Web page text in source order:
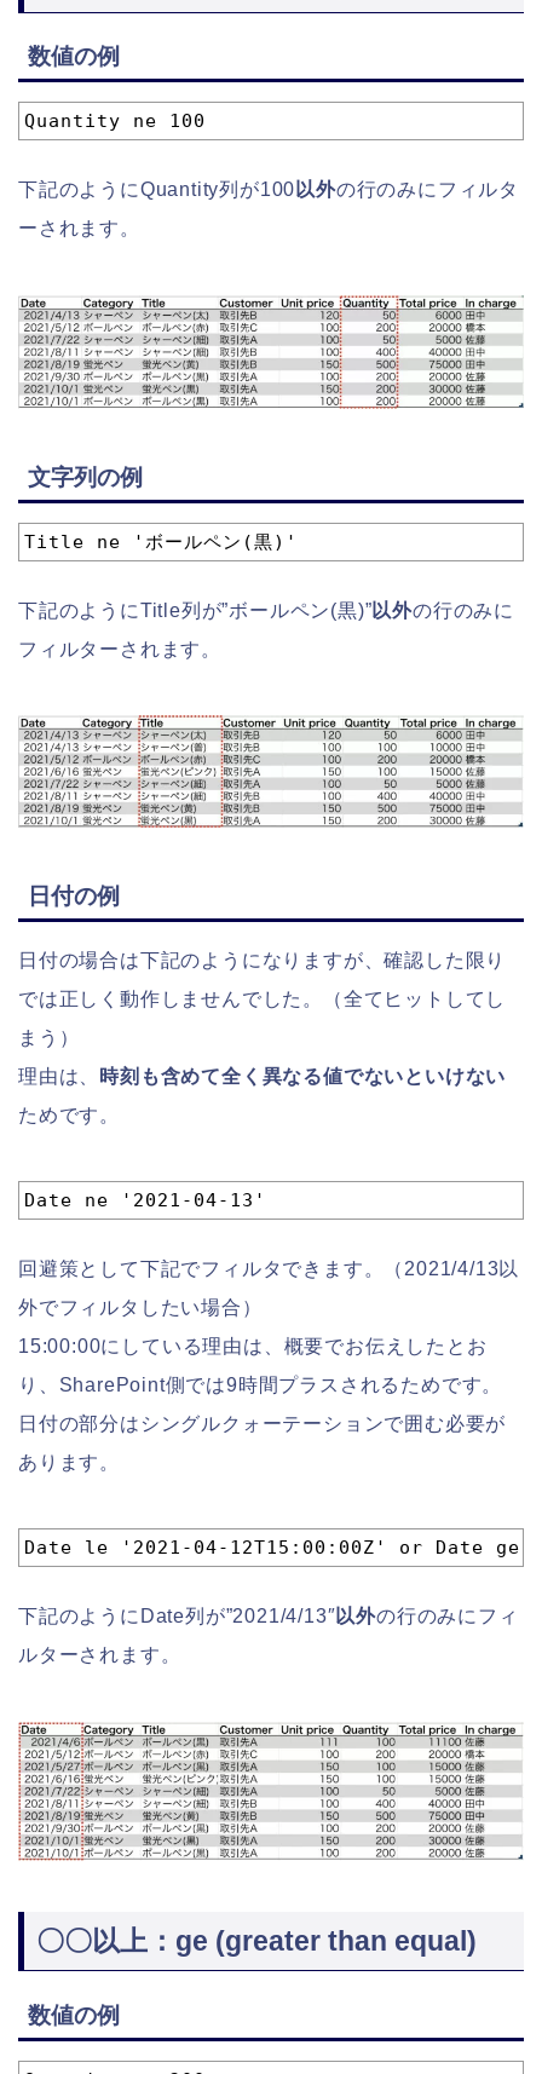
数値の例
Quantity ne 100
下記のようにQuantity列が100 以外の行のみにフィルタ
ーされます。
文字列の例
Title ne 'ボールペン(黒)'
下記のようにTitle列が”ボールペン(黒)”以外の行のみに
フィルターされます。
日付の例
日付の場合は下記のようになりますが、確認した限り
では正しく動作しませんでした。（全てヒットしてし
まう）
理由は、
時刻も含めて全く異なる値でないといけない
ためです。
Date ne '2021-04-13'
回避策として下記でフィルタできます。（2021/4/13以
外でフィルタしたい場合）
15:00:00にしている理由は、概要でお伝えしたとお
り、SharePoint側では9時間プラスされるためです。
日付の部分はシングルクォーテーションで囲む必要が
あります。
Date le '2021-04-12T15:00:00Z' or Date ge
下記のようにDate列が”2021/4/13″以外の行のみにフィ
ルターされます。
〇〇以上：ge (greater than equal)
数値の例